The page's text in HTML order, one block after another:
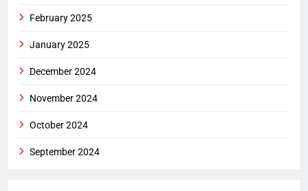
February 2025
January 2025
December 2024
November 2024
October 2024
September 2024